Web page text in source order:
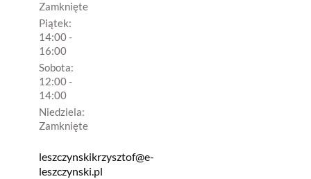
Zamknięte
Piątek:
14:00 -
16:00
Sobota:
12:00 -
14:00
Niedziela:
Zamknięte
leszczynskikrzysztof@e-
leszczynski.pl